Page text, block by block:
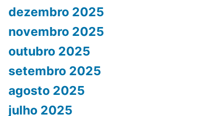
dezembro 2025
novembro 2025
outubro 2025
setembro 2025
agosto 2025
julho 2025